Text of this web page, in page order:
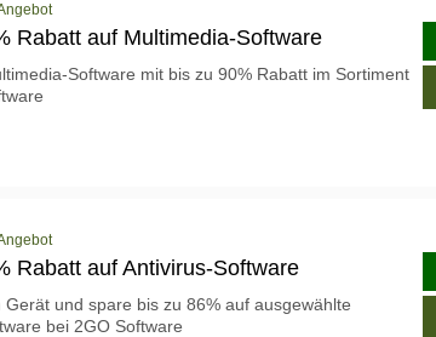
Rabatt auf Multimedia-Software
Software mit bis zu 90% Rabatt im Sortiment
Rabatt auf Antivirus-Software
Gerät und spare bis zu 86% auf ausgewählte
bei 2GO Software